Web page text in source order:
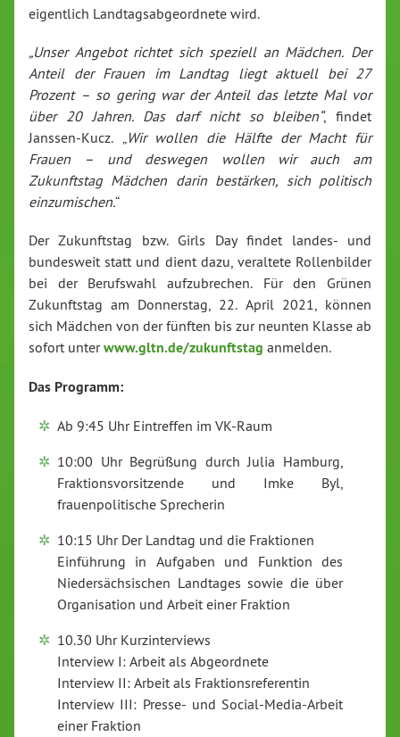
eigentlich Landtagsabgeordnete wird.
„Unser Angebot richtet sich speziell an Mädchen. Der
Anteil der Frauen im Landtag liegt aktuell bei 27
Prozent – so gering war der Anteil das letzte Mal vor
über 20 Jahren. Das darf nicht so bleiben“, findet
Janssen-Kucz. „
Wir wollen die Hälfte der Macht für
Frauen – und deswegen wollen wir auch am
Zukunftstag Mädchen darin bestärken, sich politisch
einzumischen.“
Der Zukunftstag bzw. Girls Day findet landes- und
bundesweit statt und dient dazu, veraltete Rollenbilder
bei der Berufswahl aufzubrechen. Für den Grünen
Zukunftstag am Donnerstag, 22. April 2021, können
sich Mädchen von der fünften bis zur neunten Klasse ab
sofort unterwww.gltn.de/zukunftstag anmelden.
Das Programm:
Ab 9:45 Uhr Eintreffen im VK-Raum
10:00 Uhr Begrüßung durch Julia Hamburg,
Fraktionsvorsitzende und Imke Byl,
frauenpolitische Sprecherin
10:15 Uhr Der Landtag und die Fraktionen
Einführung in Aufgaben und Funktion des
Niedersächsischen Landtages sowie die über
Organisation und Arbeit einer Fraktion
10.30 Uhr Kurzinterviews
Interview I: Arbeit als Abgeordnete
Interview II: Arbeit als Fraktionsreferentin
Interview III: Presse- und Social-Media-Arbeit
einer Fraktion